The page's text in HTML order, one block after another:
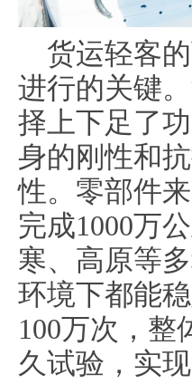
货运轻客
进行的关键
择上下足了
身的刚性和
性。零部件
完成1000万
寒、高原等
环境下都能
100万次，整
久试验，实